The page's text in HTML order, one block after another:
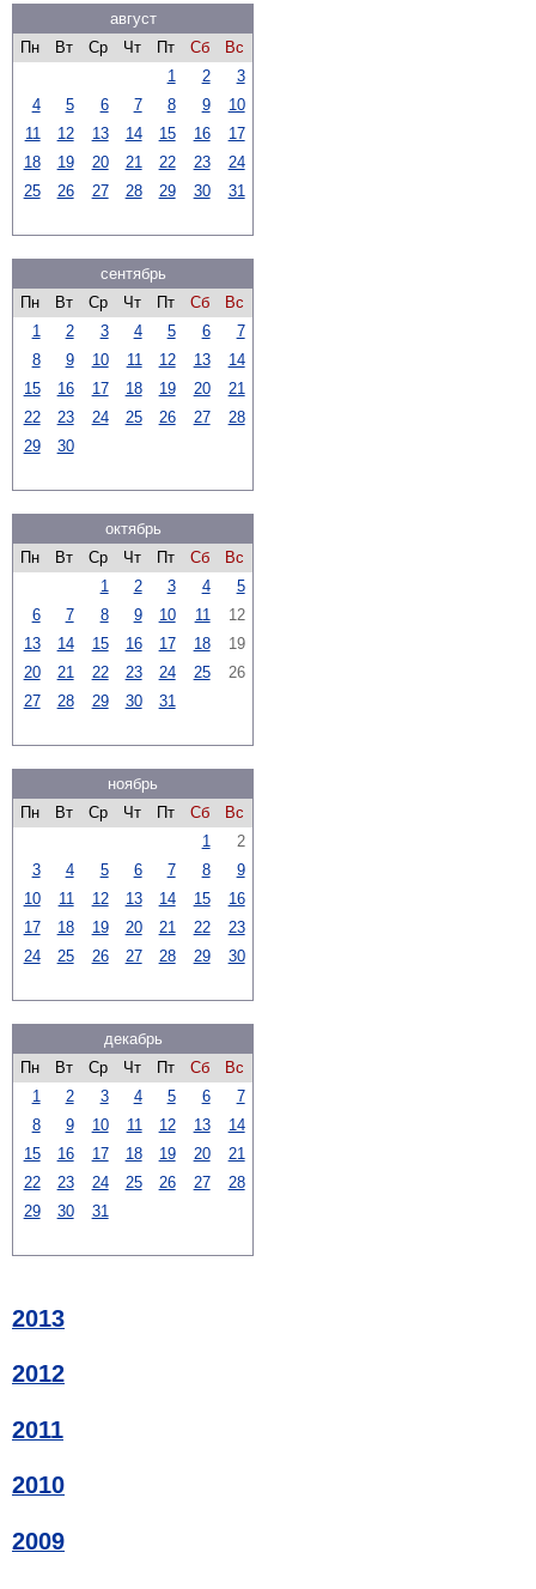
август
Пн
Вт Ср Чт Пт Сб
Вс
1
2
3
4
5 6 7 8 9
10
11
12 13 14 15 16
17
18
19 20 21 22 23
24
25
26 27 28 29 30 31
сентябрь
Пн
Вт Ср Чт Пт Сб
Вс
1
2 3 4 5 6
7
8
9 10 11 12 13
14
15
16 17 18 19 20
21
22
23 24 25 26 27
28
29
30
октябрь
Пн
Вт Ср Чт Пт Сб
Вс
1
2 3 4
5
6
7 8 9 10 11
12
13
14 15 16 17 18
19
20
21 22 23 24 25
26
27
28 29 30 31
ноябрь
Пн
Вт Ср Чт Пт Сб
Вс
1
2
3
4 5 6 7 8
9
10
11 12 13 14 15
16
17
18 19 20 21 22
23
24
25 26 27 28 29 30
декабрь
Пн
Вт Ср Чт Пт Сб
Вс
1
2 3 4 5 6
7
8
9 10 11 12 13
14
15
16 17 18 19 20
21
22
23 24 25 26 27
28
29
30 31
2013
2012
2011
2010
2009